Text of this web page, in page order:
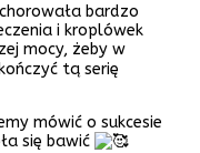
bardzo
i kroplówek
mocy, żeby w
tą serię
mówić o sukcesie
się bawić